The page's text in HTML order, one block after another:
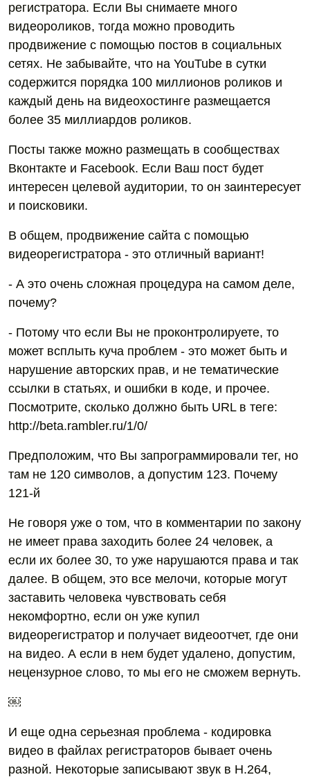
регистратора. Если Вы снимаете много
видеороликов, тогда можно проводить
продвижение с помощью постов в социальных
сетях. Не забывайте, что на YouTube в сутки
содержится порядка 100 миллионов роликов и
каждый день на видеохостинге размещается
более 35 миллиардов роликов.
Посты также можно размещать в сообществах
Вконтакте и Facebook. Если Ваш пост будет
интересен целевой аудитории, то он заинтересует
и поисковики.
В общем, продвижение сайта с помощью
видеорегистратора - это отличный вариант!
- А это очень сложная процедура на самом деле,
почему?
- Потому что если Вы не проконтролируете, то
может всплыть куча проблем - это может быть и
нарушение авторских прав, и не тематические
ссылки в статьях, и ошибки в коде, и прочее.
Посмотрите, сколько должно быть URL в теге:
http://beta.rambler.ru/1/0/
Предположим, что Вы запрограммировали тег, но
там не 120 символов, а допустим 123. Почему
121-й
Не говоря уже о том, что в комментарии по закону
не имеет права заходить более 24 человек, а
если их более 30, то уже нарушаются права и так
далее. В общем, это все мелочи, которые могут
заставить человека чувствовать себя
некомфортно, если он уже купил
видеорегистратор и получает видеоотчет, где они
на видео. А если в нем будет удалено, допустим,
нецензурное слово, то мы его не сможем вернуть.
￼
И еще одна серьезная проблема - кодировка
видео в файлах регистраторов бывает очень
разной. Некоторые записывают звук в H.264,